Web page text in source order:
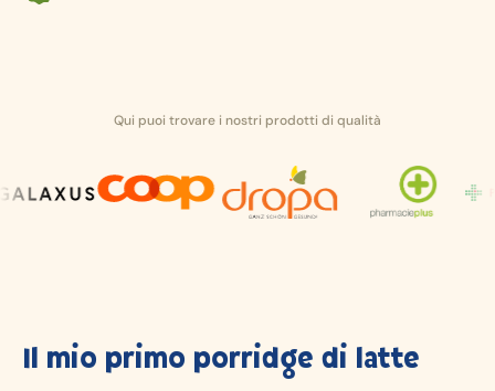
Qui puoi trovare i nostri prodotti di qualità
Il mio primo porridge di latte